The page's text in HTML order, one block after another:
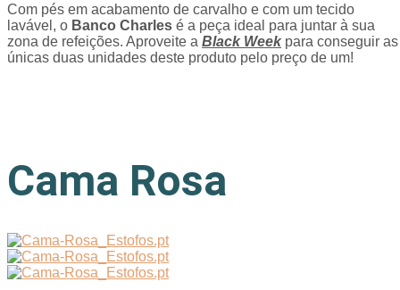
Com pés em acabamento de carvalho e com um tecido
lavável, o Banco Charles é a peça ideal para juntar à sua
zona de refeições. Aproveite a Black Weekpara conseguir as
únicas duas unidades deste produto pelo preço de um!
Cama Rosa